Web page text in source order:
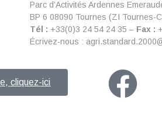
Parc d’Activités Ardennes
BP 6 08090 Tournes (ZI Tournes-
Tél : +33(0)3 24 54 24 35 – Fax :
Écrivez-nous :
cliquez-ici